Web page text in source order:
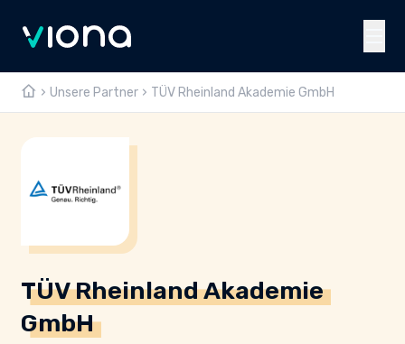
Unsere Partner TÜV Rheinland Akademie GmbH
TÜV Rheinland Akademie
GmbH